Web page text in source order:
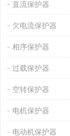
直流保护器
欠电流保护器
相序保护器
过载保护器
空转保护器
电机保护器
电动机保护器